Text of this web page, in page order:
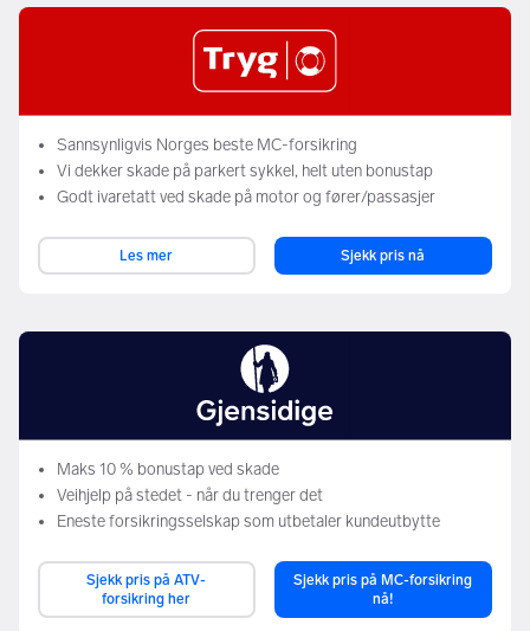
Sannsynligvis Norges beste MC-forsikring
Vi dekker skade på parkert sykkel, helt uten bonustap
Godt ivaretatt ved skade på motor og fører/passasjer
Les mer Sjekk pris nå
Maks 10 % bonustap ved skade
Veihjelp på stedet - når du trenger det
Eneste forsikringsselskap som utbetaler kundeutbytte
Sjekk pris på ATV-
forsikring her
Sjekk pris på MC-forsikring
nå!